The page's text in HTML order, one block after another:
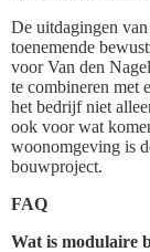
De uitdagingen
toenemende
voor Van den
te combineren met
het bedrijf niet
ook voor wat
woonomgeving is
bouwproject.
FAQ
Wat is modulaire